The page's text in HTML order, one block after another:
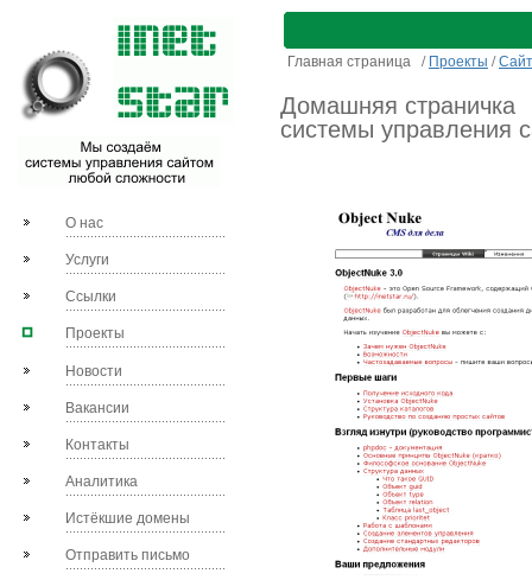
О нас
Услуги
Ссылки
Проекты
Новости
Вакансии
Контакты
Аналитика
Истёкшие домены
Отправить письмо
Главная страница / Проекты /
Домашняя страничка
системы управления